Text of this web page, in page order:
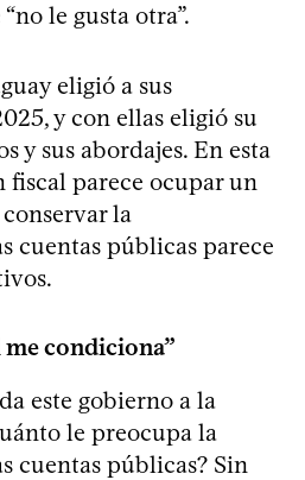
le gusta otra”.
eligió a sus
y con ellas eligió su
y sus abordajes. En esta
fiscal parece ocupar un
la
cuentas públicas parece
condiciona”
este gobierno a la
le preocupa la
cuentas públicas? Sin